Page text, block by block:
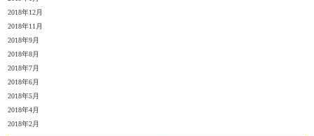
2018年12月
2018年11月
2018年9月
2018年8月
2018年7月
2018年6月
2018年5月
2018年4月
2018年2月